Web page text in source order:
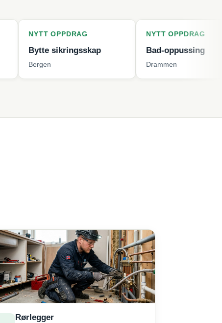
OPPDRAG
sikringsskap
NYTT OPPDRAG
Bad-oppussing
Rørlegger